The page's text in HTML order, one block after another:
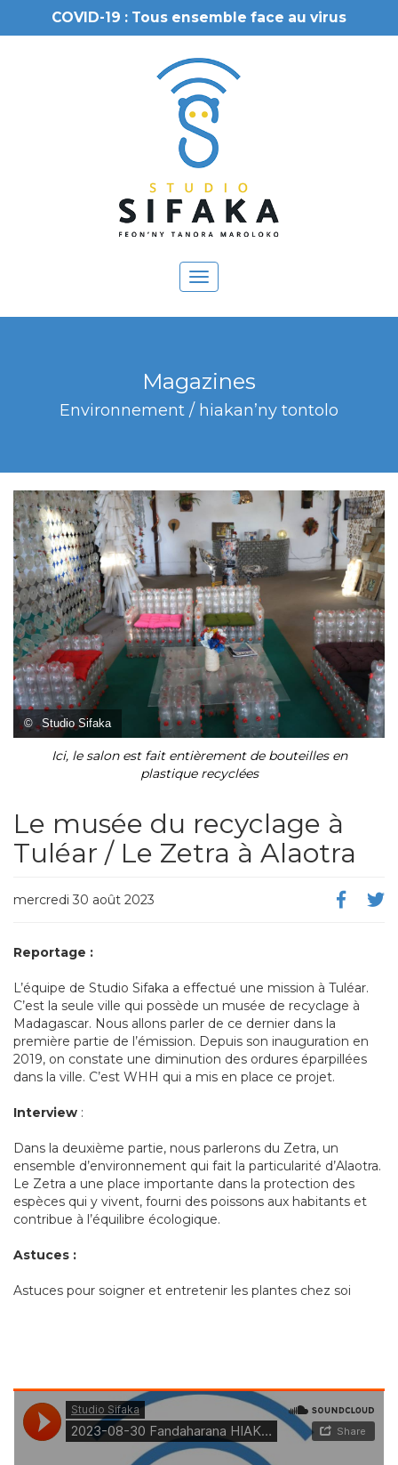
COVID-19 : Tous ensemble face au virus
Toggle
navigation
Magazines
Environnement / hiakan’ny tontolo
© Studio Sifaka
Ici, le salon est fait entièrement de bouteilles en
plastique recyclées
Le musée du recyclage à
Tuléar / Le Zetra à Alaotra
mercredi 30 août 2023
Reportage :
L’équipe de Studio Sifaka a effectué une mission à Tuléar.
C’est la seule ville qui possède un musée de recyclage à
Madagascar. Nous allons parler de ce dernier dans la
première partie de l’émission. Depuis son inauguration en
2019, on constate une diminution des ordures éparpillées
dans la ville. C’est WHH qui a mis en place ce projet.
Interview :
Dans la deuxième partie, nous parlerons du Zetra, un
ensemble d’environnement qui fait la particularité d’Alaotra.
Le Zetra a une place importante dans la protection des
espèces qui y vivent, fourni des poissons aux habitants et
contribue à l’équilibre écologique.
Astuces :
Astuces pour soigner et entretenir les plantes chez soi